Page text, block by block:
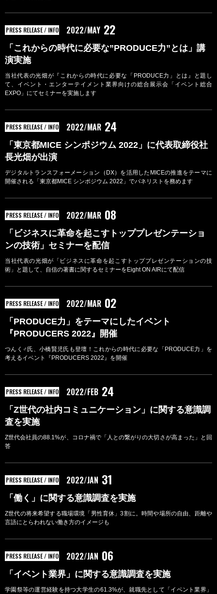
「これからの時代に必要な”PRODUCE力”とは」講
演実施
当社代表の光畑が『これからの時代に必要な「PRODUCE力」とは』と題し
て、イベント・エンターテイメント業界向けの総合展示会「イベント総合
EXPO」にてセミナーを実施します
PRESS RELEASE / INFO 2022/MAY 22
「東京都MICE シンポジウム 2022」に代表取締役社
長光畑が出演
デジタルトランスフォーメーション（DX）を活用したMICEの推進をテーマに
開催される「東京都MICE シンポジウム 2022」でパネリストを務めます
PRESS RELEASE / INFO 2022/MAR 24
「ビジネスに革命を起こすトッププレゼンテーショ
ンの技術」セミナーを配信
当社代表の光畑が「ビジネスに革命を起こすトッププレゼンテーションの技
術」と題して、自信の著書に関するセミナーをEight ON AIRにて配信
PRESS RELEASE / INFO 2022/MAR 08
「PRODUCE⼒」をテーマにしたイベント
『PRODUCERS 2022』開催
つんく♂⽒、⼩橋賢児⽒も登壇！これからの時代に必要な「PRODUCE⼒」を
考えるイベント『PRODUCERS 2022』を開催
PRESS RELEASE / INFO 2022/MAR 02
「Z世代の社内コミュニケーション」に関する意識調
査を実施
Z世代会社員の88.1%が、コロナ禍で「人との繋がりの大切さが高まった」と回
答
PRESS RELEASE / INFO 2022/FEB 24
「働く」に関する意識調査を実施
Z世代の将来希望する職場環境「男性育休」3割に。時間や場所の自由、距離や
言語にとらわれない働き方のイメージも
PRESS RELEASE / INFO 2022/JAN 31
「イベント業界」に関する意識調査を実施
学園祭等の運営経験を持つ⼤学⽣の61.3%が、就職先として「イベント業界」
PRESS RELEASE / INFO 2022/JAN 06